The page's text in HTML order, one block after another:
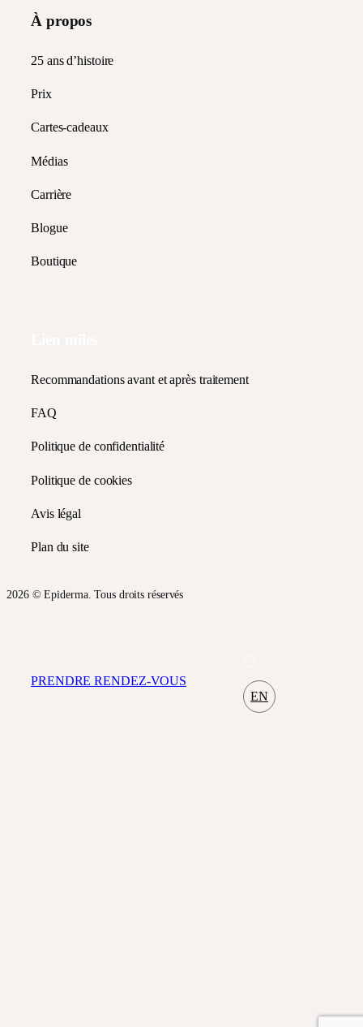
À propos
25 ans d’histoire
Prix
Cartes-cadeaux
Médias
Carrière
Blogue
Boutique
Recommandations avant et après traitement
FAQ
Politique de confidentialité
Politique de cookies
Avis légal
Plan du site
2026 © Epiderma. Tous droits réservés
PRENDRE RENDEZ-VOUS
EN